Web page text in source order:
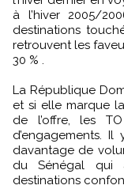
à l’hiver 2005/
destinations
retrouvent les
30 % .
La République
et si elle marque
de l’offre, les
d’engagements.
davantage de
du Sénégal qui
destinations